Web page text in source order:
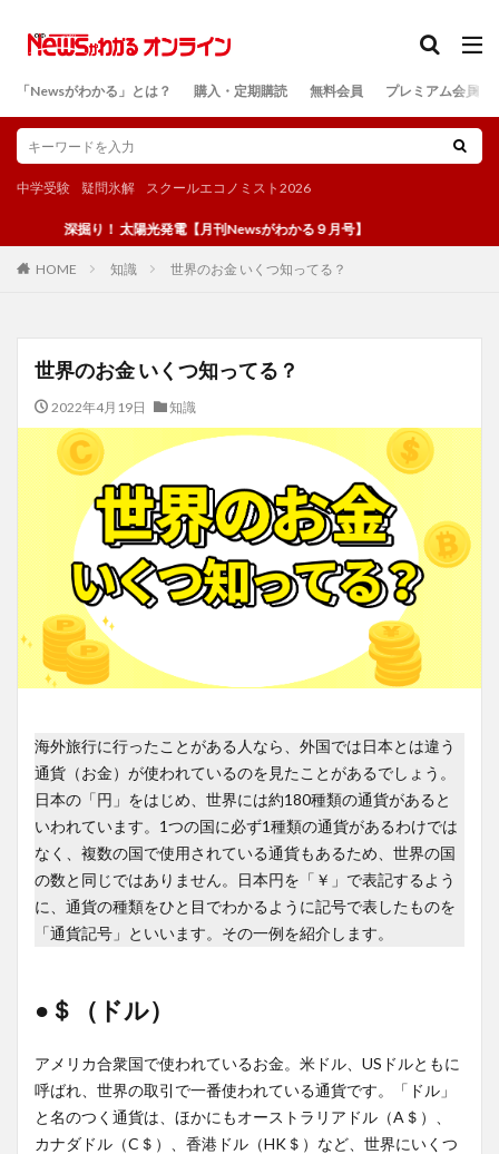
「Newsがわかる」とは？ 購入・定期購読 無料会員 プレミアム会員
中学受験 疑問氷解 スクールエコノミスト2026
深掘り！ 太陽光発電【月刊Newsがわかる９月号】
HOME 知識 世界のお金 いくつ知ってる？
世界のお金 いくつ知ってる？
2022年4月19日 知識
海外旅行に行ったことがある人なら、外国では日本とは違う
通貨（お金）が使われているのを見たことがあるでしょう。
日本の「円」をはじめ、世界には約180種類の通貨があると
いわれています。1つの国に必ず1種類の通貨があるわけでは
なく、複数の国で使用されている通貨もあるため、世界の国
の数と同じではありません。日本円を「￥」で表記するよう
に、通貨の種類をひと目でわかるように記号で表したものを
「通貨記号」といいます。その一例を紹介します。
●＄（ドル）
アメリカ合衆国で使われているお金。米ドル、USドルともに
呼ばれ、世界の取引で一番使われている通貨です。「ドル」
と名のつく通貨は、ほかにもオーストラリアドル（A＄）、
カナダドル（C＄）、香港ドル（HK＄）など、世界にいくつ
検索